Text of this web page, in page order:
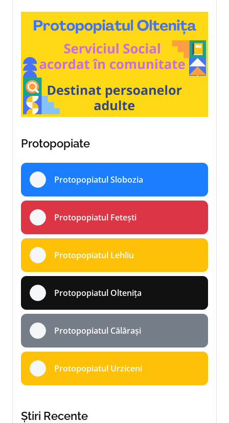
Protopopiate
Protopopiatul Slobozia
Protopopiatul Fetești
Protopopiatul Lehliu
Protopopiatul Oltenița
Protopopiatul Călărași
Protopopiatul Urziceni
Știri Recente